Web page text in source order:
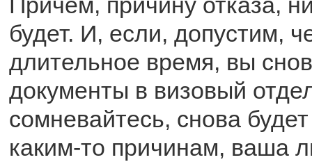
будет. И, если, допустим,
длительное время, вы
документы в визовый
сомневайтесь, снова
каким-то причинам, ваша